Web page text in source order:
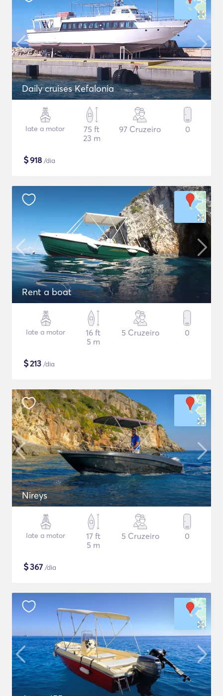
Daily cruises Kefalonia
Iate a motor
75 ft
23 m
97 Cruzeiro 0
$918 /dia
Rent a boat
Iate a motor
16 ft
5 m
5 Cruzeiro 0
$213 /dia
Nireys
Iate a motor
17 ft
5 m
5 Cruzeiro 0
$367 /dia